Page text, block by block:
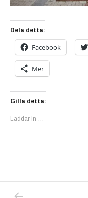
Dela detta:
Facebook
Mer
Gilla detta:
Laddar in …